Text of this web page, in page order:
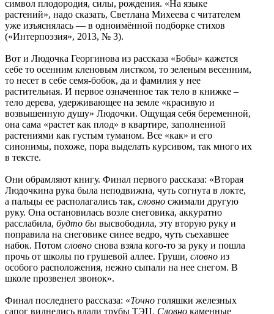
символ плодородия, силы, рождения. «На языке
растений», надо сказать, Светлана Михеева с читателем
уже изъяснялась — в одноимённой подборке стихов
(«Интерпоэзия», 2013, № 3).
Вот и Людочка Георгинова из рассказа «Бобы» кажется
себе то осенним кленовым листком, то зеленым весенним,
то несет в себе семя-бобок, да и фамилия у нее
растительная. И первое означенное так тело в книжке –
тело дерева, удерживающее на земле «красивую и
возвышенную душу» Людочки. Ощущая себя беременной,
она сама «растет как плод» в квартире, заполненной
растениями как густым туманом. Все «как» и его
синонимы, похоже, пора выделать курсивом, так много их
в тексте.
Они обрамляют книгу. Финал первого рассказа: «Вторая
Людочкина рука была неподвижна, чуть согнута в локте,
а пальцы ее располагались так, словно сжимали другую
руку. Она остановилась возле снеговика, аккуратно
расслабила, будто бы высвободила, эту вторую руку и
поправила на снеговике синее ведро, чуть съехавшее
набок. Потом словно снова взяла кого-то за руку и пошла
прочь от школы по грушевой аллее. Груши, словно из
особого расположения, нежно сыпали на нее снегом. В
школе прозвенел звонок».
Финал последнего рассказа: «Точно голяшки железных
сапог виднелись вдали трубы ТЭЦ. Словно каменные